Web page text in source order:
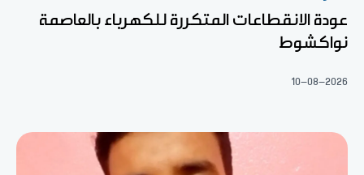
عودة الانقطاعات المتكررة للكهرباء بالعاصمة
نواكشوط
10-08-2026